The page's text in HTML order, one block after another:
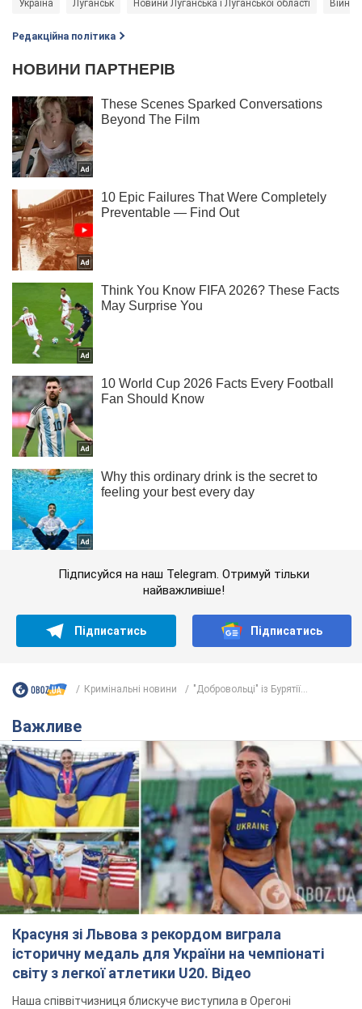
Україна Луганськ Новини Луганська і Луганської області Війна
Редакційна політика
Підписуйся на наш Telegram. Отримуй тільки
найважливіше!
Підписатись Підписатись
Кримінальні новини "Добровольці" із Бурятії...
Важливе
Красуня зі Львова з рекордом виграла
історичну медаль для України на чемпіонаті
світу з легкої атлетики U20. Відео
Наша співвітчизниця блискуче виступила в Орегоні